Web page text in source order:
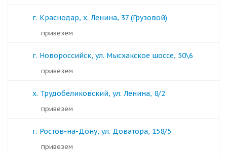
г. Краснодар, х. Ленина, 37 (Грузовой)
Привезем
г. Новороссийск, ул. Мысхакское шоссе, 50\6
Привезем
х. Трудобеликовский, ул. Ленина, 8/2
Привезем
г. Ростов-на-Дону, ул. Доватора, 158/5
Привезем